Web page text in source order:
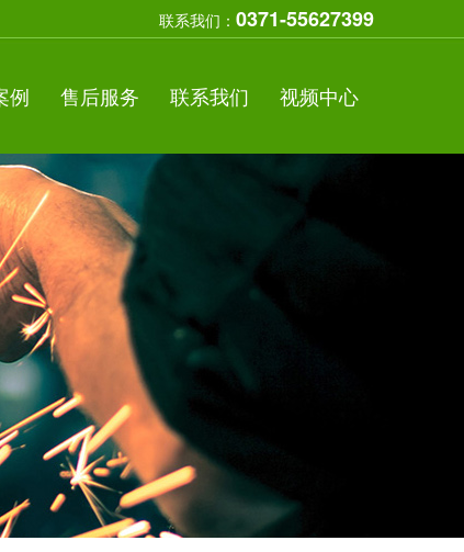
联系我们： 0371-55627399
例 售后服务 联系我们 视频中心